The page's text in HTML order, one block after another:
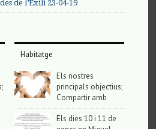
de l’Exili 23-04-19
Habitatge
Els nostres
principals objectius;
Compartir amb
Els dies 10 i 11 de